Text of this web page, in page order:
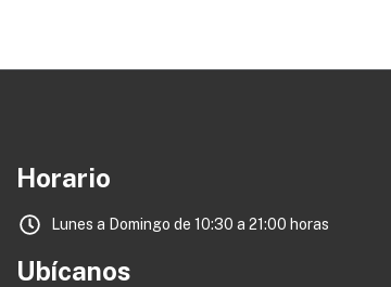
Horario
Lunes a Domingo de 10:30 a 21:00 horas
Ubícanos